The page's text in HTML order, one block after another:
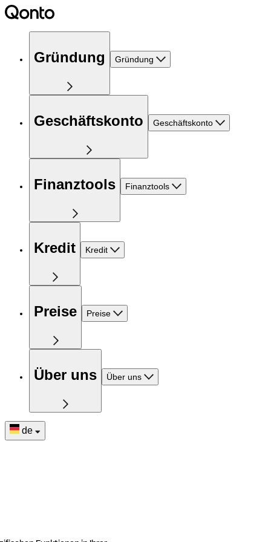
Gründung Gründung
Geschäftskonto Geschäftskonto
Finanztools Finanztools
Kredit Kredit
Preise Preise
Über uns Über uns
de